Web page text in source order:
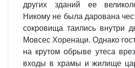
других зданий ее
Никому не была дарована
сокровища таились внутри
Мовсес Хоренаци. Однако
на крутом обрыве утеса
входы в храмы и жилище